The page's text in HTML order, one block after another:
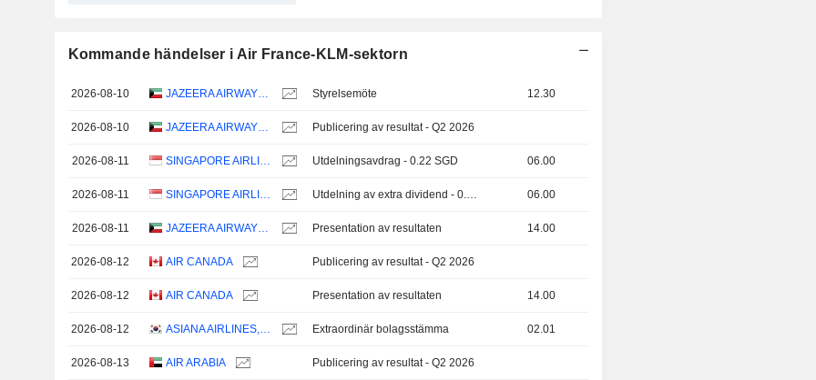
Kommande händelser i Air France-KLM-sektorn
2026-08-10 JAZEERA AIRWAYS K.S.C.P. Styrelsemöte 12.30
2026-08-10 JAZEERA AIRWAYS K.S.C.P. Publicering av resultat - Q2 2026
2026-08-11 SINGAPORE AIRLINES LIMITED Utdelningsavdrag - 0.22 SGD 06.00
2026-08-11 SINGAPORE AIRLINES LIMITED Utdelning av extra dividend - 0.07 SGD 06.00
2026-08-11 JAZEERA AIRWAYS K.S.C.P. Presentation av resultaten 14.00
2026-08-12 AIR CANADA Publicering av resultat - Q2 2026
2026-08-12 AIR CANADA Presentation av resultaten 14.00
2026-08-12 ASIANA AIRLINES, INC. Extraordinär bolagsstämma 02.01
2026-08-13 AIR ARABIA Publicering av resultat - Q2 2026